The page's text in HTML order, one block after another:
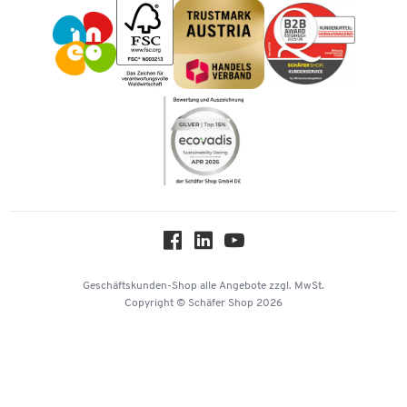
Impressum
Karriere
Kataloge
Geschäftskunden-Shop alle Angebote zzgl. MwSt.
Copyright © Schäfer Shop 2026